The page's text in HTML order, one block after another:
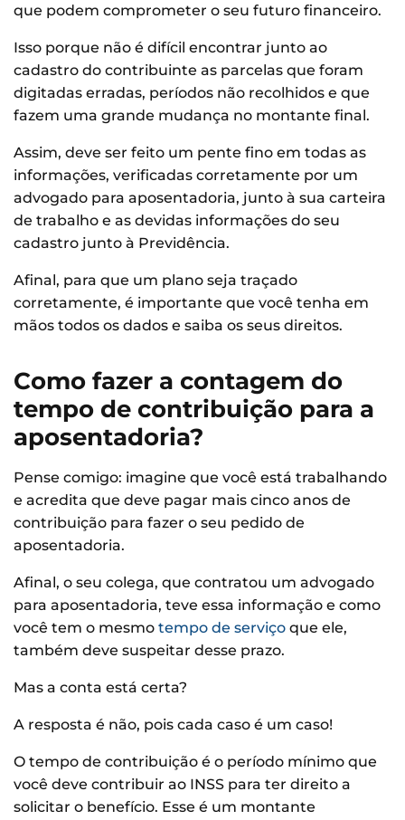
que podem comprometer o seu futuro financeiro.
Isso porque não é difícil encontrar junto ao
cadastro do contribuinte as parcelas que foram
digitadas erradas, períodos não recolhidos e que
fazem uma grande mudança no montante final.
Assim, deve ser feito um pente fino em todas as
informações, verificadas corretamente por um
advogado para aposentadoria, junto à sua carteira
de trabalho e as devidas informações do seu
cadastro junto à Previdência.
Afinal, para que um plano seja traçado
corretamente, é importante que você tenha em
mãos todos os dados e saiba os seus direitos.
Como fazer a contagem do
tempo de contribuição para a
aposentadoria?
Pense comigo: imagine que você está trabalhando
e acredita que deve pagar mais cinco anos de
contribuição para fazer o seu pedido de
aposentadoria.
Afinal, o seu colega, que contratou um advogado
para aposentadoria, teve essa informação e como
você tem o mesmo tempo de serviço que ele,
também deve suspeitar desse prazo.
Mas a conta está certa?
A resposta é não, pois cada caso é um caso!
O tempo de contribuição é o período mínimo que
você deve contribuir ao INSS para ter direito a
solicitar o benefício. Esse é um montante